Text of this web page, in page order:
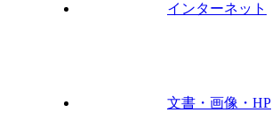
インターネット
文書・画像・HP